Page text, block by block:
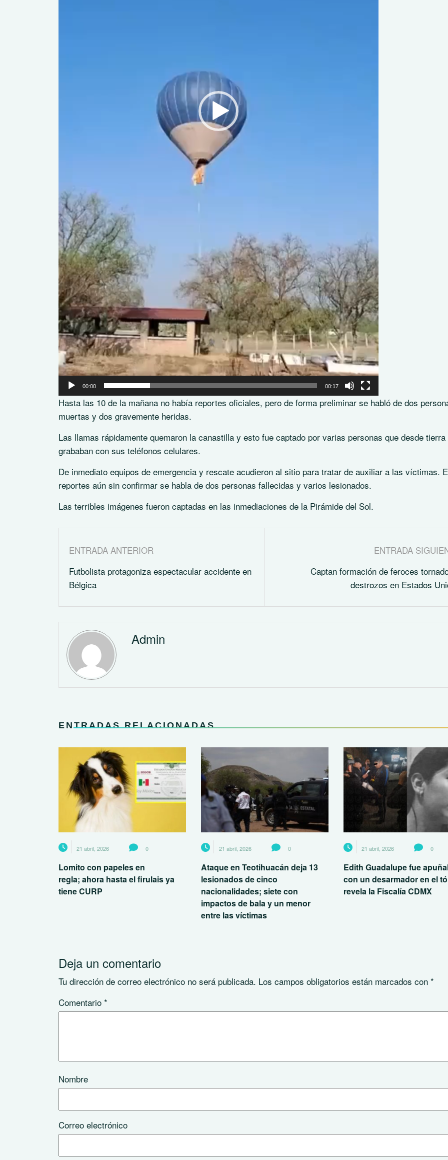
00:00 00:17
Hasta las 10 de la mañana no había reportes oficiales, pero de forma preliminar se habló de dos
muertas y dos gravemente heridas.
Las llamas rápidamente quemaron la canastilla y esto fue captado por varias personas que desde tierra
grababan con sus teléfonos celulares.
De inmediato equipos de emergencia y rescate acudieron al sitio para tratar de auxiliar a las víctimas.
reportes aún sin confirmar se habla de dos personas fallecidas y varios lesionados.
Las terribles imágenes fueron captadas en las inmediaciones de la Pirámide del Sol.
ENTRADA ANTERIOR
Futbolista protagoniza espectacular accidente en
Bélgica
ENTRADA
Captan formación de feroces
destrozos en Estados
Admin
ENTRADAS RELACIONADAS
21 abril, 2026 0
Lomito con papeles en
regla; ahora hasta el firulais ya
tiene CURP
21 abril, 2026 0
Ataque en Teotihuacán deja 13
lesionados de cinco
nacionalidades; siete con
impactos de bala y un menor
entre las víctimas
21 abril, 2026 0
Edith Guadalupe fue
con un desarmador en el
revela la Fiscalía CDMX
Deja un comentario
Tu dirección de correo electrónico no será publicada. Los campos obligatorios están marcados con *
Comentario *
Nombre
Correo electrónico